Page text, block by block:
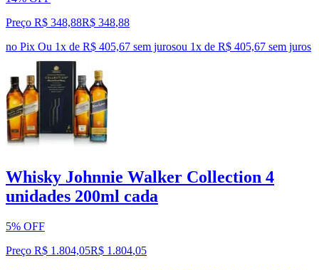
Preço R$ 348,88R$ 348,88
no Pix Ou 1x de R$ 405,67 sem jurosou 1x de R$ 405,67 sem juros
Whisky Johnnie Walker Collection 4
unidades 200ml cada
5% OFF
Preço R$ 1.804,05R$ 1.804,05